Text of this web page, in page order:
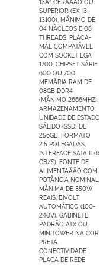
SUPERIOR (EX: I3-
13100), MÃNIMO DE
04 NÃCLEOS E 08
THREADS. PLACA-
MÃE COMPATÃVEL
COM SOCKET LGA
1700, CHIPSET SÃRIE
600 OU 700.
MEMÃRIA RAM DE
08GB DDR4
(MÃNIMO 2666MHZ).
ARMAZENAMENTO:
UNIDADE DE ESTADO
SÃLIDO (SSD) DE
256GB, FORMATO
2.5 POLEGADAS,
INTERFACE SATA III (6
GB/S). FONTE DE
ALIMENTAÃÃO COM
POTÃNCIA NOMINAL
MÃNIMA DE 350W
REAIS, BIVOLT
AUTOMÃTICO (100-
240V). GABINETE
PADRÃO ATX OU
MINITOWER NA COR
PRETA.
CONECTIVIDADE:
PLACA DE REDE